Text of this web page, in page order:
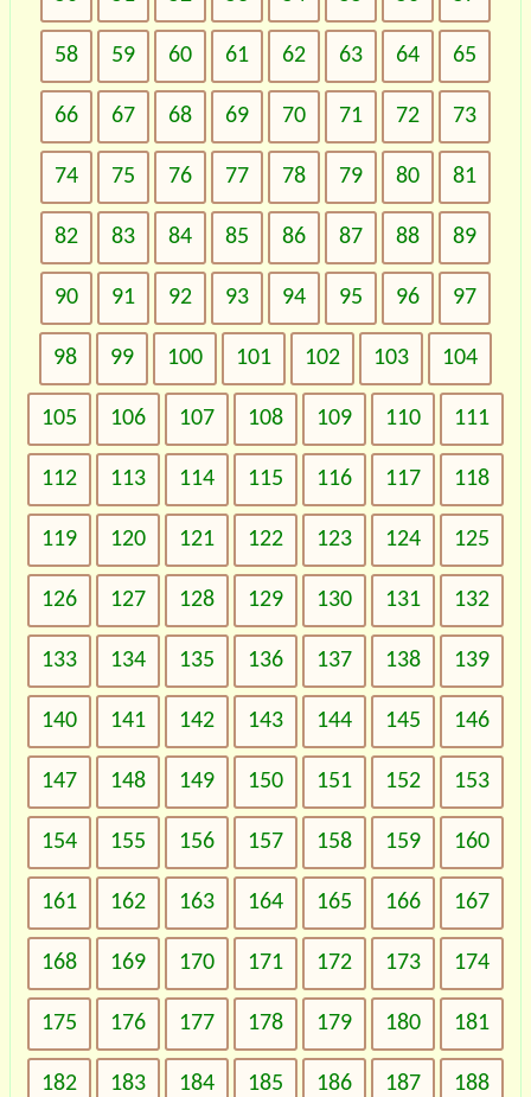
58 59 60 61 62 63 64 65
66 67 68 69 70 71 72 73
74 75 76 77 78 79 80 81
82 83 84 85 86 87 88 89
90 91 92 93 94 95 96 97
98 99 100 101 102 103 104
105 106 107 108 109 110 111
112 113 114 115 116 117 118
119 120 121 122 123 124 125
126 127 128 129 130 131 132
133 134 135 136 137 138 139
140 141 142 143 144 145 146
147 148 149 150 151 152 153
154 155 156 157 158 159 160
161 162 163 164 165 166 167
168 169 170 171 172 173 174
175 176 177 178 179 180 181
182 183 184 185 186 187 188